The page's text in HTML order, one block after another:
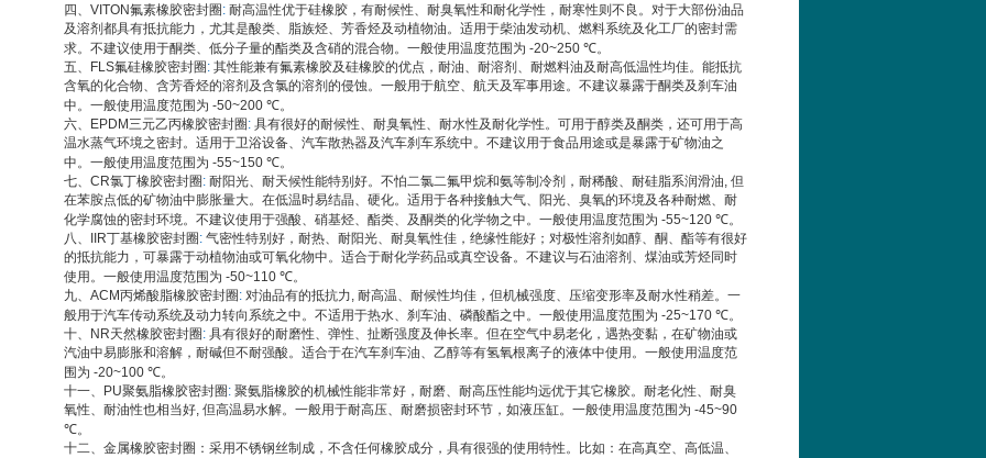
四、 VITON氟素橡胶密封圈 : 耐高温性优于硅橡胶，有耐候性、耐臭氧性和耐化学性，耐寒性则不良。对于大部份油品
及溶剂都具有抵抗能力，尤其是酸类、脂族烃、芳香烃及动植物油。适用于柴油发动机、燃料系统及化工厂的密封需
求。不建议使用于酮类、低分子量的酯类及含硝的混合物。一般使用温度范围为 -20~250 ℃。
五、
FLS氟硅橡胶密封圈 : 其性能兼有氟素橡胶及硅橡胶的优点，耐油、耐溶剂、耐燃料油及耐高低温性均佳。能抵抗
含氧的化合物、含芳香烃的溶剂及含氯的溶剂的侵蚀。一般用于航空、航天及军事用途。不建议暴露于酮类及刹车油
中。一般使用温度范围为 -50~200 ℃。
六、
EPDM三元乙丙橡胶密封圈 : 具有很好的耐候性、耐臭氧性、耐水性及耐化学性。可用于醇类及酮类，还可用于高
温水蒸气环境之密封。适用于卫浴设备、汽车散热器及汽车刹车系统中。不建议用于食品用途或是暴露于矿物油之
中。一般使用温度范围为 -55~150 ℃。
七、 CR氯丁橡胶密封圈 : 耐阳光、耐天候性能特别好。不怕二氯二氟甲烷和氨等制冷剂，耐稀酸、耐硅脂系润滑油, 但
在苯胺点低的矿物油中膨胀量大。在低温时易结晶、硬化。适用于各种接触大气、阳光、臭氧的环境及各种耐燃、耐
化学腐蚀的密封环境。不建议使用于强酸、硝基烃、酯类、及酮类的化学物之中。一般使用温度范围为 -55~120 ℃。
八、
IIR丁基橡胶密封圈 : 气密性特别好，耐热、耐阳光、耐臭氧性佳，绝缘性能好；对极性溶剂如醇、酮、酯等有很好
的抵抗能力，可暴露于动植物油或可氧化物中。适合于耐化学药品或真空设备。不建议与石油溶剂、煤油或芳烃同时
使用。一般使用温度范围为 -50~110 ℃。
九、 ACM丙烯酸脂橡胶密封圈 : 对油品有的抵抗力, 耐高温、耐候性均佳，但机械强度、压缩变形率及耐水性稍差。一
般用于汽车传动系统及动力转向系统之中。不适用于热水、刹车油、磷酸酯之中。一般使用温度范围为 -25~170 ℃。
十、
NR天然橡胶密封圈 : 具有很好的耐磨性、弹性、扯断强度及伸长率。但在空气中易老化，遇热变黏，在矿物油或
汽油中易膨胀和溶解，耐碱但不耐强酸。适合于在汽车刹车油、乙醇等有氢氧根离子的液体中使用。一般使用温度范
围为 -20~100 ℃。
十一、
PU聚氨脂橡胶密封圈 : 聚氨脂橡胶的机械性能非常好，耐磨、耐高压性能均远优于其它橡胶。耐老化性、耐臭
氧性、耐油性也相当好, 但高温易水解。一般用于耐高压、耐磨损密封环节，如液压缸。一般使用温度范围为 -45~90
℃。
十二、金属橡胶密封圈：采用不锈钢丝制成，不含任何橡胶成分，具有很强的使用特性。比如：在高真空、高低温、